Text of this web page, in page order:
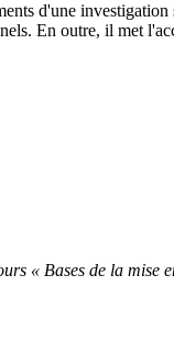
d'une
En outre, il met
« Bases de la mise